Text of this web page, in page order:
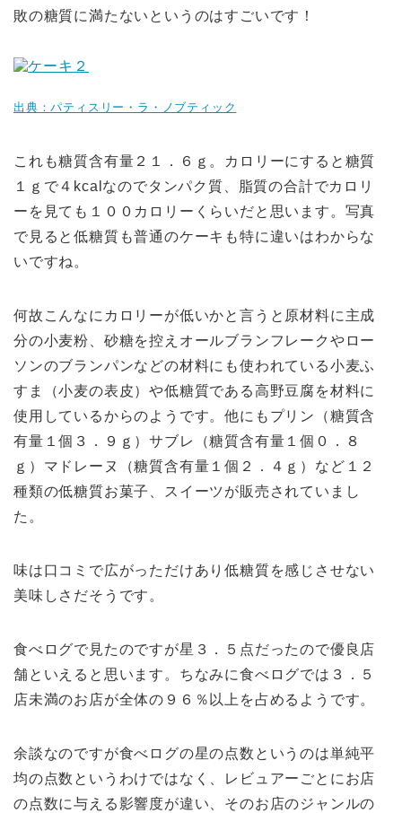
敗の糖質に満たないというのはすごいです！
出典：パティスリー・ラ・ノブティック
これも糖質含有量２１．６ｇ。カロリーにすると糖質
１ｇで４kcalなのでタンパク質、脂質の合計でカロリ
ーを見ても１００カロリーくらいだと思います。写真
で見ると低糖質も普通のケーキも特に違いはわからな
いですね。
何故こんなにカロリーが低いかと言うと原材料に主成
分の小麦粉、砂糖を控えオールブランフレークやロー
ソンのブランパンなどの材料にも使われている小麦ふ
すま（小麦の表皮）や低糖質である高野豆腐を材料に
使用しているからのようです。他にもプリン（糖質含
有量１個３．９ｇ）サブレ（糖質含有量１個０．８
ｇ）マドレーヌ（糖質含有量１個２．４ｇ）など１２
種類の低糖質お菓子、スイーツが販売されていまし
た。
味は口コミで広がっただけあり低糖質を感じさせない
美味しさだそうです。
食べログで見たのですが星３．５点だったので優良店
舗といえると思います。ちなみに食べログでは３．５
店未満のお店が全体の９６％以上を占めるようです。
余談なのですが食べログの星の点数というのは単純平
均の点数というわけではなく、レビュアーごとにお店
の点数に与える影響度が違い、そのお店のジャンルの